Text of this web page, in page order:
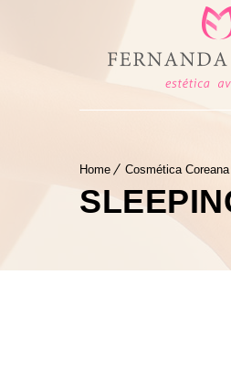
Home Cosmética Coreana